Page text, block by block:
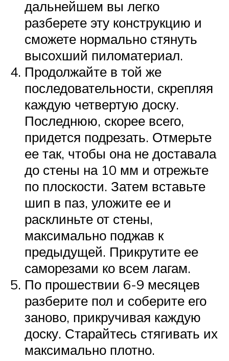
дальнейшем вы легко
разберете эту конструкцию и
сможете нормально стянуть
высохший пиломатериал.
Продолжайте в той же
последовательности, скрепляя
каждую четвертую доску.
Последнюю, скорее всего,
придется подрезать. Отмерьте
ее так, чтобы она не доставала
до стены на 10 мм и отрежьте
по плоскости. Затем вставьте
шип в паз, уложите ее и
расклиньте от стены,
максимально поджав к
предыдущей. Прикрутите ее
саморезами ко всем лагам.
По прошествии 6-9 месяцев
разберите пол и соберите его
заново, прикручивая каждую
доску. Старайтесь стягивать их
максимально плотно.